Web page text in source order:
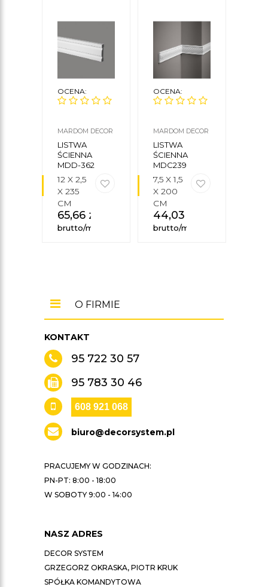
OCENA:
MARDOM DECOR
LISTWA
ŚCIENNA
MDD-362
FLEX
12 X 2,5
X 235
CM
65,66 zł
brutto/mb
OCENA:
MARDOM DECOR
LISTWA
ŚCIENNA
MDC239
7,5 X 1,5
X 200
CM
44,03
brutto/mb
KONTAKT
95 722 30 57
95 783 30 46
608 921 068
biuro@decorsystem.pl
PRACUJEMY W GODZINACH:
PN-PT: 8:00 - 18:00
W SOBOTY 9:00 - 14:00
NASZ ADRES
DECOR SYSTEM
GRZEGORZ OKRASKA, PIOTR KRUK
SPÓŁKA KOMANDYTOWA
O FIRMIE